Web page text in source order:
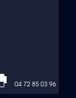
04 72 85 03 96